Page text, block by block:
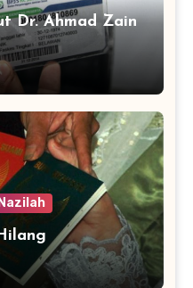
Dr. Ahmad Zain